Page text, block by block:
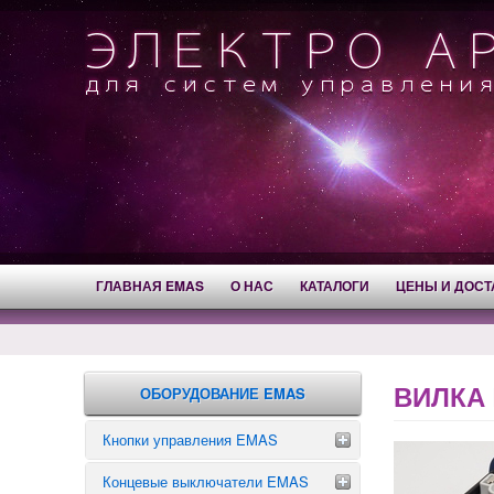
ГЛАВНАЯ EMAS О НАС КАТАЛОГИ ЦЕНЫ И
ОБОРУДОВАНИЕ EMAS
Кнопки управления EMAS
Аварийные кнопки
Концевые выключатели EMAS
ВИЛКА